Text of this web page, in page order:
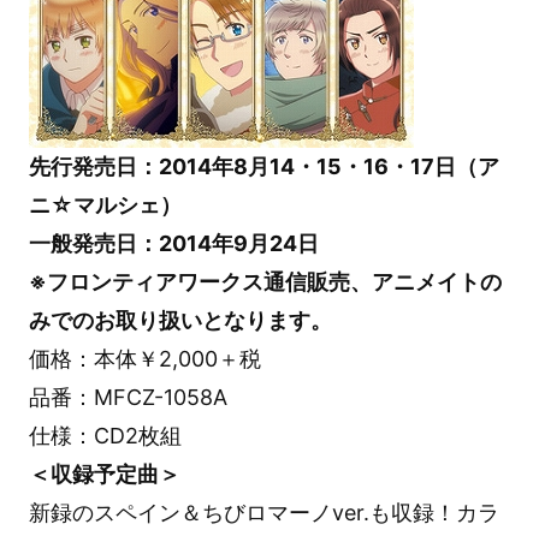
先行発売日：2014年8月14・15・16・17日（ア
ニ☆マルシェ）
一般発売日：2014年9月24日
※フロンティアワークス通信販売、アニメイトの
みでのお取り扱いとなります。
価格：本体￥2,000＋税
品番：MFCZ-1058A
仕様：CD2枚組
＜収録予定曲＞
新録のスペイン＆ちびロマーノver.も収録！カラ